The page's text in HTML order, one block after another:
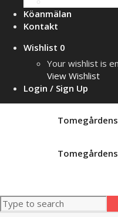
Köanmälan
Kontakt
Wishlist 0
Your wishlist is
View Wishlist
Login / Sign Up